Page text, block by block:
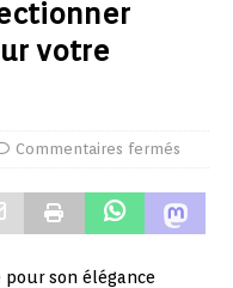
votre
Commentaires fermés
son élégance